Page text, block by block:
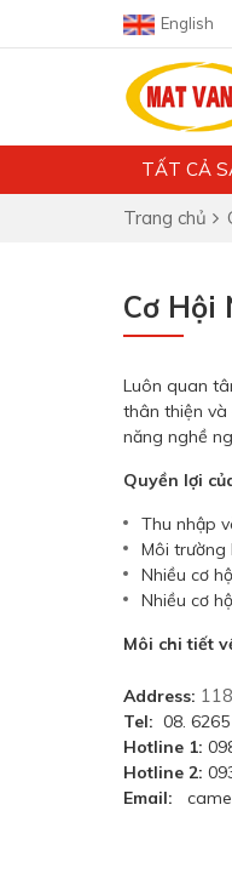
English
TẤT CẢ
Trang chủ
Cơ Hội
Luôn quan
thân thiện và
năng nghề
Quyền lợi
Thu nhập
Môi trường
Nhiều cơ
Nhiều cơ
Môi chi tiết
Address:
Tel: 08.
Hotline 1:
Hotline 2:
Email: